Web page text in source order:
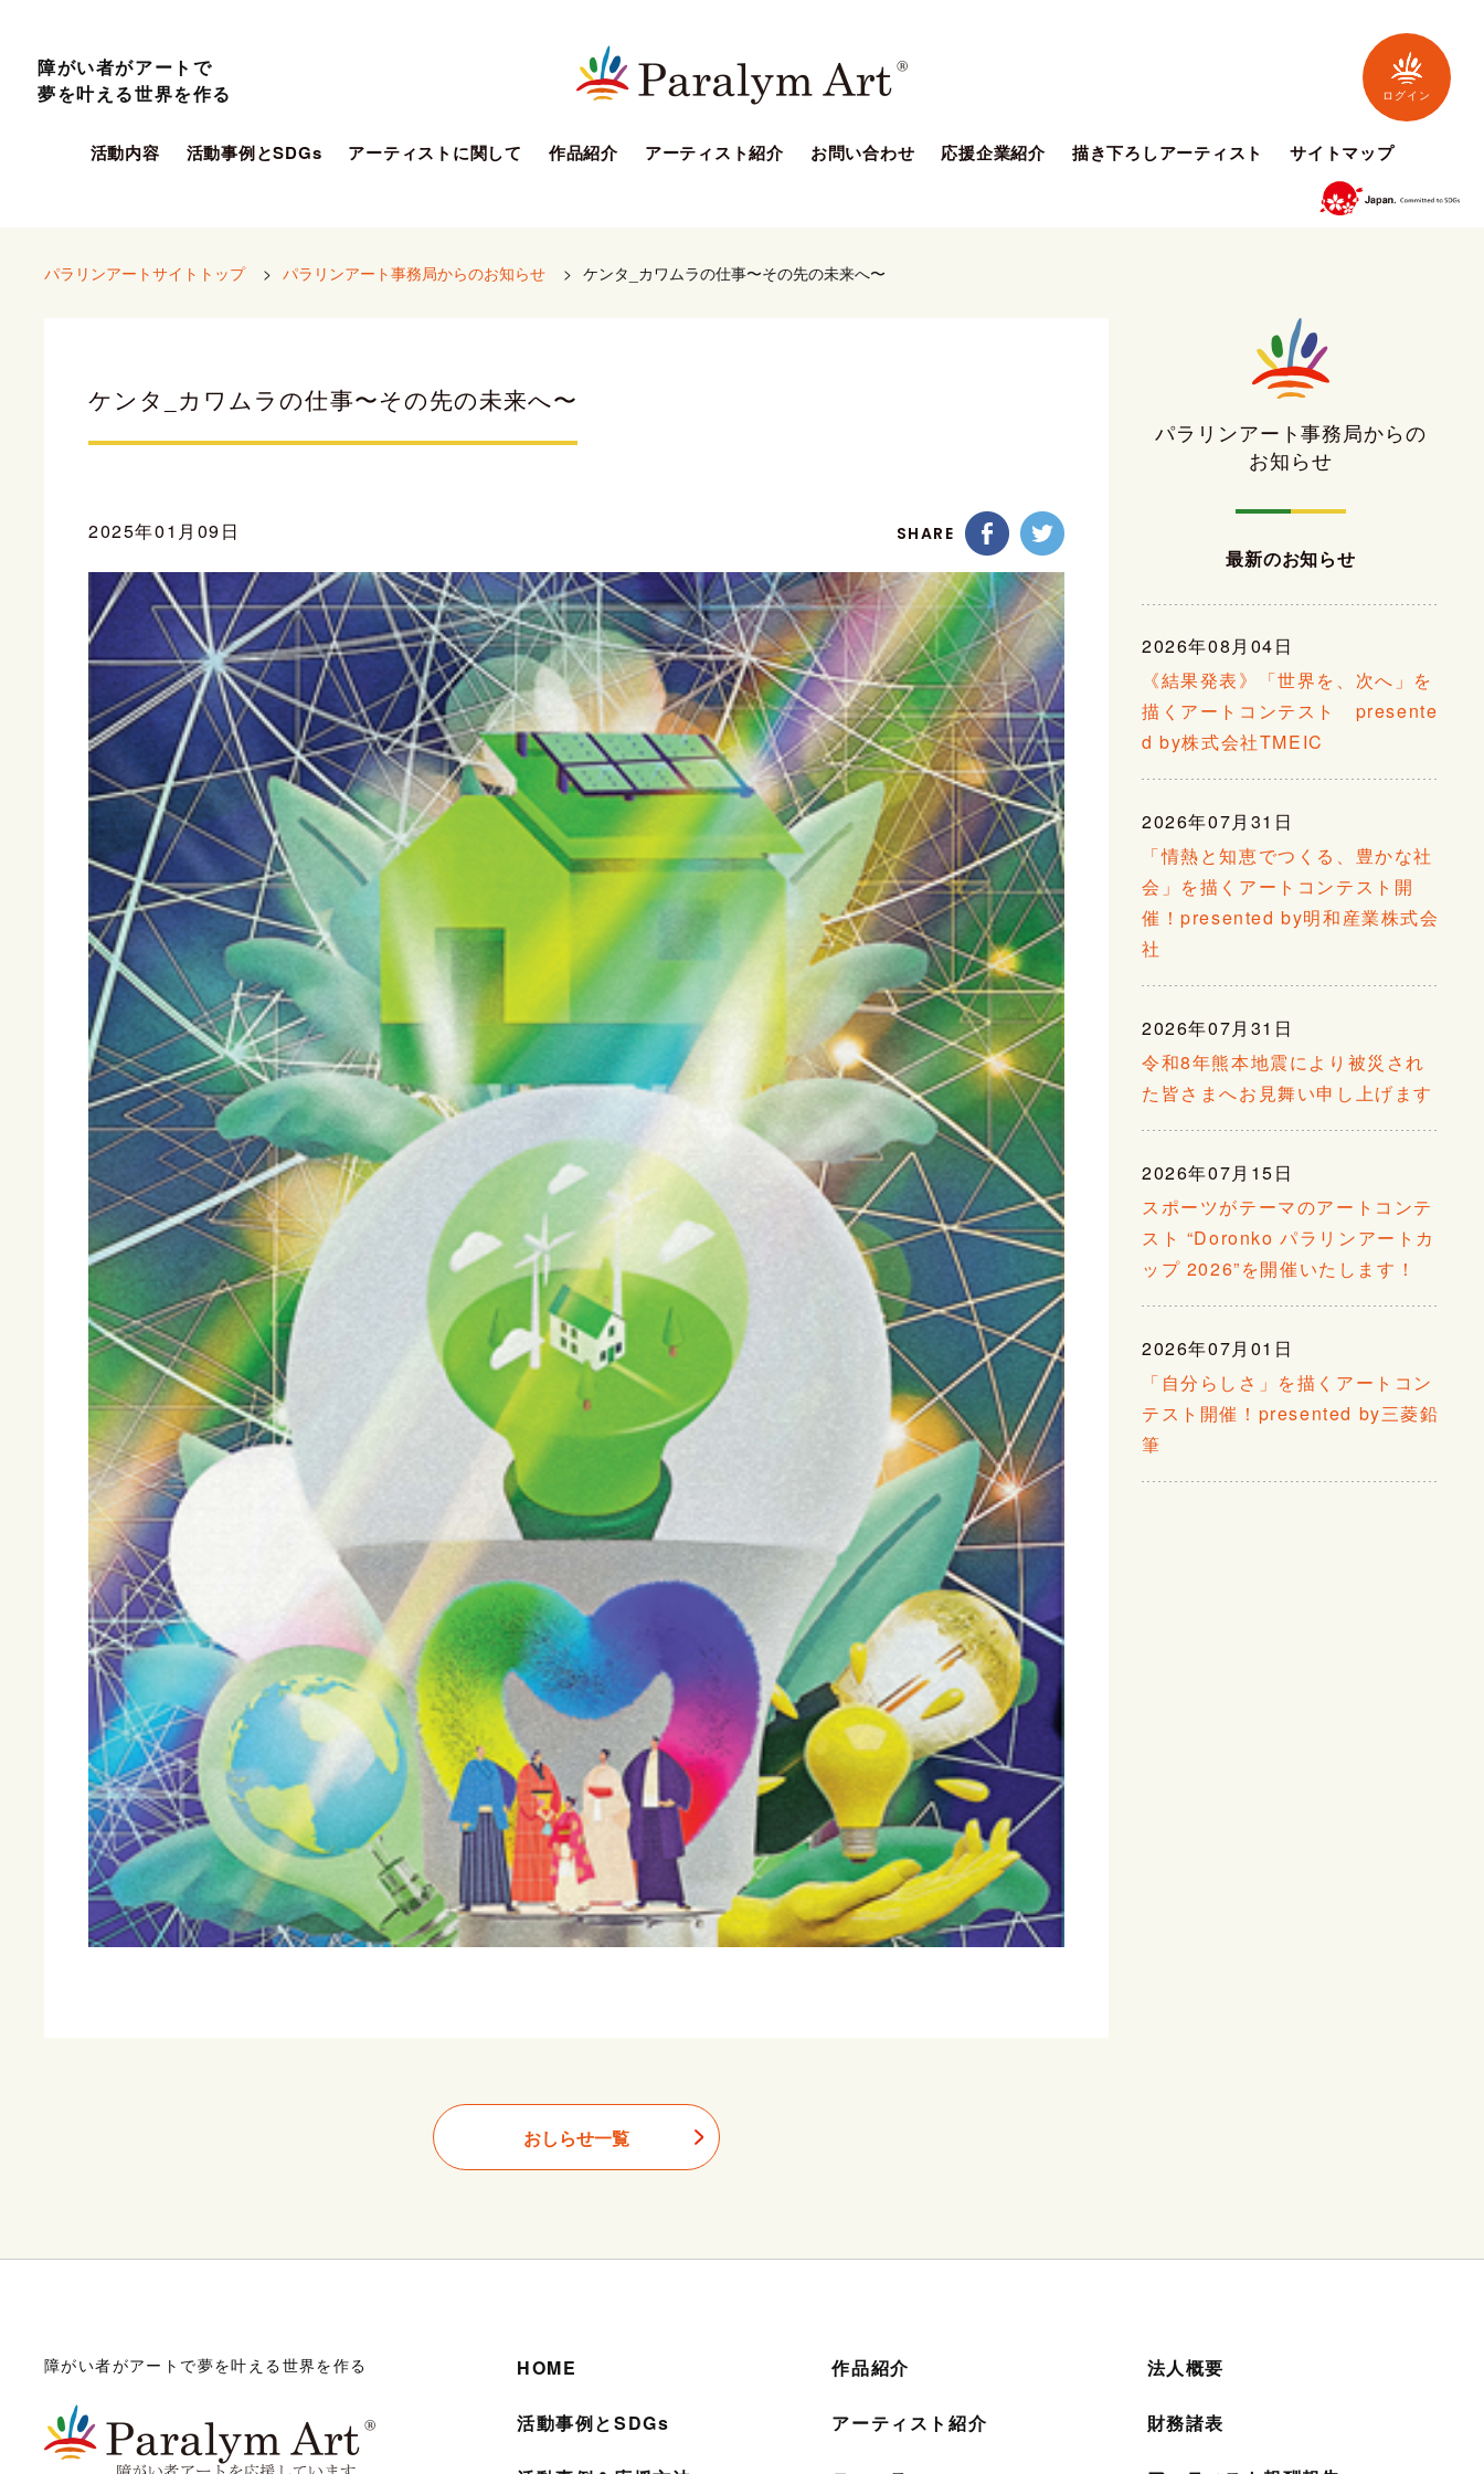
活動内容 活動事例とSDGs アーティストに関して 作品紹介 アーティスト紹介 お問い合わせ 応援企業紹介 描き下ろしアーティスト サイトマップ
障がい者がアートで
夢を叶える世界を作る
ログイン
パラリンアートサイトトップ > パラリンアート事務局からのお知らせ > ケンタ_カワムラの仕事〜その先の未来へ〜
ケンタ_カワムラの仕事〜その先の未来へ〜
2025年01月09日 SHARE
おしらせ一覧
パラリンアート事務局からの
お知らせ
最新のお知らせ
2026年08月04日
《結果発表》「世界を、次へ」を
描くアートコンテスト presente
d by株式会社TMEIC
2026年07月31日
「情熱と知恵でつくる、豊かな社
会」を描くアートコンテスト開
催！presented by明和産業株式会
社
2026年07月31日
令和8年熊本地震により被災され
た皆さまへお見舞い申し上げます
2026年07月15日
スポーツがテーマのアートコンテ
スト “Doronko パラリンアートカ
ップ 2026”を開催いたします！
2026年07月01日
「自分らしさ」を描くアートコン
テスト開催！presented by三菱鉛
筆
障がい者がアートで夢を叶える世界を作る HOME
活動事例とSDGs
作品紹介
アーティスト紹介
法人概要
財務諸表